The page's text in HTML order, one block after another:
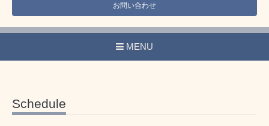
お問い合わせ
MENU
Schedule